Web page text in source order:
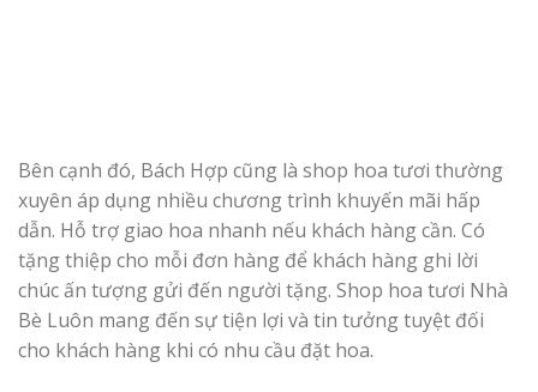
Bên cạnh đó, Bách Hợp cũng là shop hoa tươi thường
xuyên áp dụng nhiều chương trình khuyến mãi hấp
dẫn. Hỗ trợ giao hoa nhanh nếu khách hàng cần. Có
tặng thiệp cho mỗi đơn hàng để khách hàng ghi lời
chúc ấn tượng gửi đến người tặng. Shop hoa tươi Nhà
Bè Luôn mang đến sự tiện lợi và tin tưởng tuyệt đối
cho khách hàng khi có nhu cầu đặt hoa.